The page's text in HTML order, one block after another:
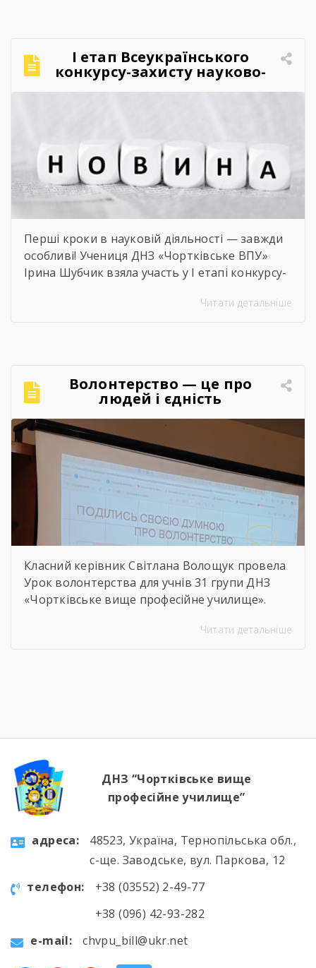
«Впізнай твір Великого Поета», декламували
поезії, а також разом виконали безсмертний
[…]
І етап Всеукраїнського
конкурсу-захисту науково-
дослідницьких робіт учнів-
Перші кроки в науковій діяльності — завжди
особливі! Учениця ДНЗ «Чортківське ВПУ»
Ірина Шубчик взяла участь у І етапі конкурсу-
«Сучасний стан та перспективи розвитку
аналізом та прагненням осмислити сучасні
виклики й перспективи розвитку аграрної
сфери Чортківського […]
Читати детальніше
Волонтерство — це про
людей і єдність
Класний керівник Світлана Волощук провела
Урок волонтерства для учнів 31 групи ДНЗ
«Чортківське вище професійне училище».
урок відбувся онлайн, у живому спілкуванні, з
Читати детальніше
ДНЗ “Чортківське вище
професійне училище”
aдресa:
48523, Україна, Тернопільська обл.,
с-ще. Заводське, вул. Паркова, 12
телефон:
+38 (03552) 2-49-77
+38 (096) 42-93-282
e-mail:
chvpu_bill@ukr.net